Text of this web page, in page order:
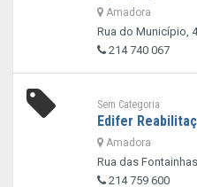
Amadora
Rua do Município,
214 740 067
Sem Categoria
Edifer
Amadora
Rua das
214 759 600